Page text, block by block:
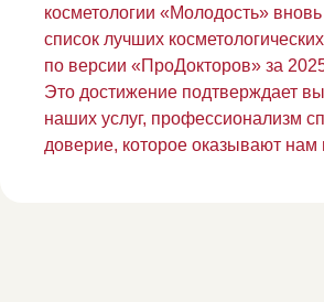
косметологии «Молодость»
список лучших
по версии «ПроДокторов» за
Это достижение подтверждает
наших услуг, профессионализм
доверие, которое оказывают нам